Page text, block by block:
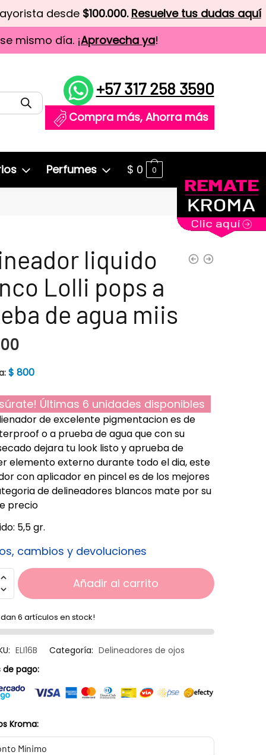
desde $100.000. Resuelve tus dudas aquí
mismo día. ¡Aprovecha ya!
+57 317 258 3590
Compra más, Ahorra más
Perfumes $ 0 0
liquido
Lolli pops a
de agua miis
$ 800
Últimas 6 unidades disponibles
de excelente pigmentacion es de
o a prueba de agua que con su
dejara tu look listo y aprueba de
elemento externo durante todo el dia, este
con aplicador en pincel es de los mejores
de delineadores blancos mate por su
precio
5,5 gr.
cambios y devoluciones
Añadir al carrito
6 artículos en stock!
ELI16B Categoría: Delineadores de ojos
de pago:
Kroma:
Mínimo